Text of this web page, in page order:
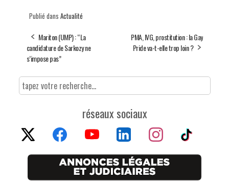
Publié dans Actualité
Mariton (UMP) : “La
candidature de Sarkozy ne
s’impose pas”
PMA, IVG, prostitution : la Gay
Pride va-t-elle trop loin ?
réseaux sociaux